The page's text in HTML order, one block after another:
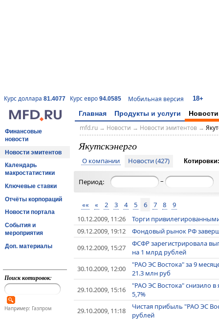
Курс доллара 81.4077 Курс евро 94.0585 Мобильная версия 18+
Главная Продукты и услуги Новости
Финансовые
новости
Новости эмитентов
Календарь
макростатистики
Ключевые ставки
Отчёты корпораций
Новости портала
События и
мероприятия
Доп. материалы
Поиск котировок:
Например: Газпром
mfd.ru→ Новости → Новости эмитентов→
Якутскэнерго
О компании Новости (427)
Период: –
«« « 2 3 4 5 6 7 8
9
10.12.2009, 11:26
Торги
09.12.2009, 19:12
Фондовый рынок РФ
09.12.2009, 15:27
ФСФР зарегистрировала
на 1 млрд рублей
30.10.2009, 12:00
"РАО ЭС Востока" за 9
21.3 млн руб
29.10.2009, 15:16
"РАО ЭС Востока" снизило в
5,7%
29.10.2009, 11:18
Чистая прибыль "РАО ЭС
рублей